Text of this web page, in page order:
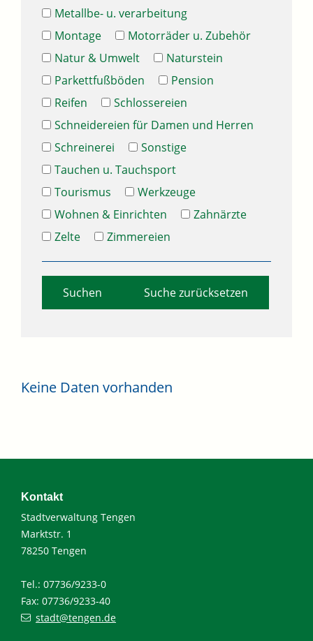
Metallbe- u. verarbeitung
Montage
Motorräder u. Zubehör
Natur & Umwelt
Naturstein
Parkettfußböden
Pension
Reifen
Schlossereien
Schneidereien für Damen und Herren
Schreinerei
Sonstige
Tauchen u. Tauchsport
Tourismus
Werkzeuge
Wohnen & Einrichten
Zahnärzte
Zelte
Zimmereien
Suche zurücksetzen
Keine Daten vorhanden
Kontakt
Stadtverwaltung Tengen
Marktstr. 1
78250 Tengen
Tel.: 07736/9233-0
Fax: 07736/9233-40
stadt@tengen.de